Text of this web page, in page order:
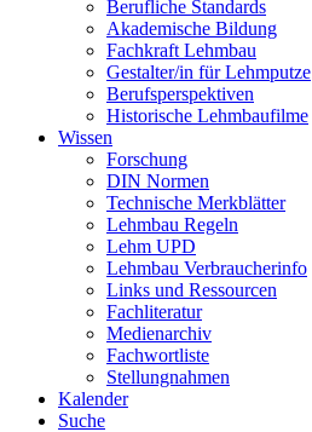
Berufliche Standards
Akademische Bildung
Fachkraft Lehmbau
Gestalter/in für Lehmputze
Berufsperspektiven
Historische Lehmbaufilme
Wissen
Forschung
DIN Normen
Technische Merkblätter
Lehmbau Regeln
Lehm UPD
Lehmbau Verbraucherinfo
Links und Ressourcen
Fachliteratur
Medienarchiv
Fachwortliste
Stellungnahmen
Kalender
Suche